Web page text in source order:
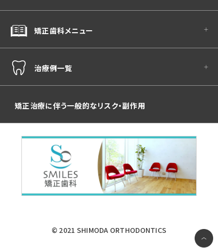
矯正歯科メニュー
治療例一覧
矯正治療に伴う一般的なリスク・副作用
© 2021 SHIMODA ORTHODONTICS